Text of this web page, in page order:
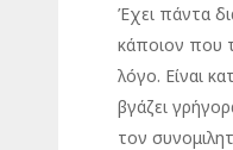
Έχει πάντα
κάποιον που
λόγο. Είναι
βγάζει
τον